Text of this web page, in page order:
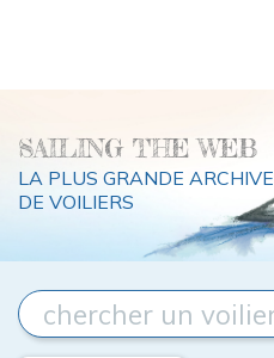
SAILING THE WEB
LA PLUS GRANDE ARCHIVE
DE VOILIERS